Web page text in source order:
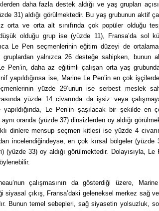
daha fazla destek aldığı ve yaş grupları
31) aldığı görülmektedir. Bu yaş grubunun aktif
orta ve orta alt sınıfında çok popüler olduğu
olduğu grup ise (yüzde 11), Fransa’da sol
Le Pen seçmenlerinin eğitim düzeyi de
gruplardan yalnızca 26 desteğe sahipken, bunun
Pen’in, daha az eğitimli çalışan orta yaş
yapıldığınsa ise, Marine Le Pen’in en çok
yüzde 29’unun ise serbest meslek
yüzde 14 civarında da işsiz veya
yapıldığında, Le Pen’in şaşılacak bir şekilde
oranda (yüzde 37) dinsizlerden oy aldığı
dinlere mensup seçmen kitlesi ise yüzde 4
incelendiğindeyse, en çok kırsal bölgeler
(yüzde 33) oy aldığı görülmektedir. Dolayısıyla, Le
çalışmasının da gösterdiği üzere,
siyasal çıkış, Fransa’daki geleneksel merkez sağ
Bunun temel sebepleri, sağ siyasetin yolsuzluk,